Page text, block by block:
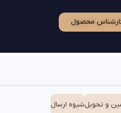
محصول
و تحویلشیوه ارسال